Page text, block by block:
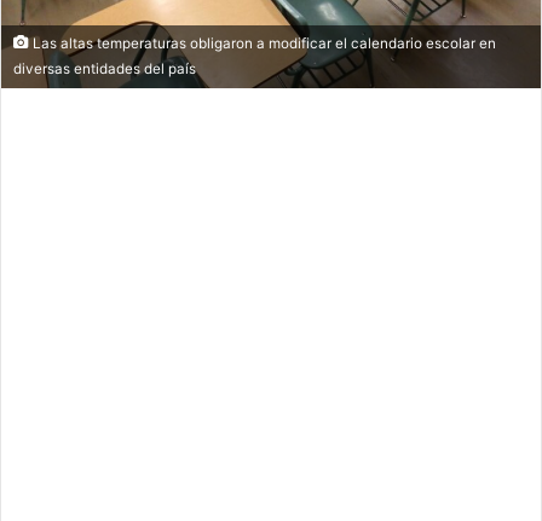
Las altas temperaturas obligaron a modificar el calendario escolar en
diversas entidades del país